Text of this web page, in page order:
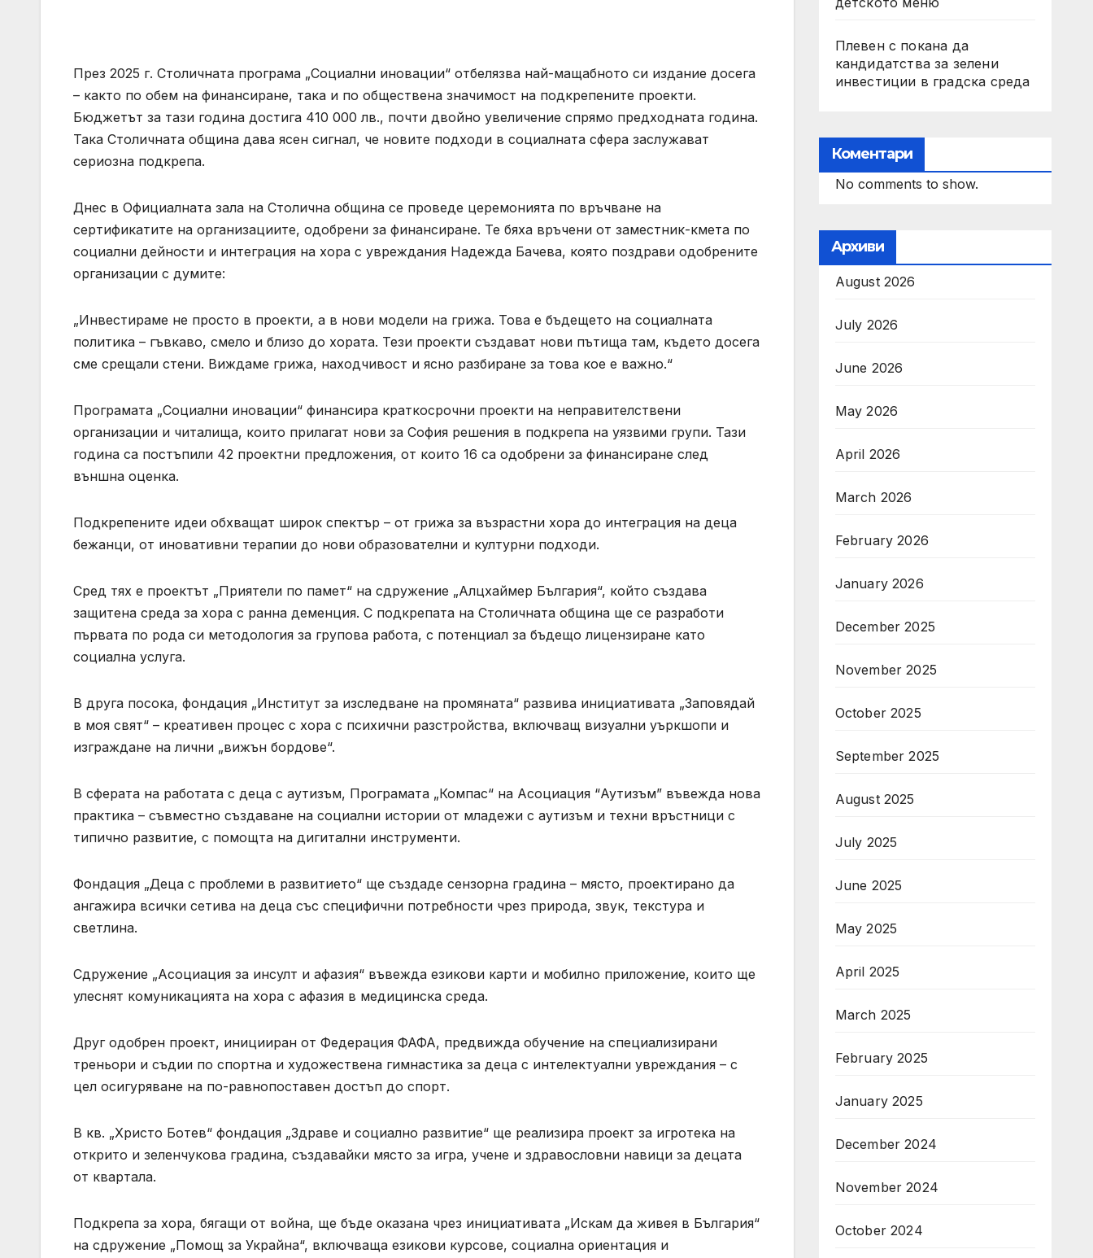
През 2025 г. Столичната програма „Социални иновации“ отбелязва най-мащабното си издание досега
– както по обем на финансиране, така и по обществена значимост на подкрепените проекти.
Бюджетът за тази година достига 410 000 лв., почти двойно увеличение спрямо предходната година.
Така Столичната община дава ясен сигнал, че новите подходи в социалната сфера заслужават
сериозна подкрепа.
Днес в Официалната зала на Столична община се проведе церемонията по връчване на
сертификатите на организациите, одобрени за финансиране. Те бяха връчени от заместник-кмета по
социални дейности и интеграция на хора с увреждания Надежда Бачева, която поздрави одобрените
организации с думите:
„Инвестираме не просто в проекти, а в нови модели на грижа. Това е бъдещето на социалната
политика – гъвкаво, смело и близо до хората. Тези проекти създават нови пътища там, където досега
сме срещали стени. Виждаме грижа, находчивост и ясно разбиране за това кое е важно.“
Програмата „Социални иновации“ финансира краткосрочни проекти на неправителствени
организации и читалища, които прилагат нови за София решения в подкрепа на уязвими групи. Тази
година са постъпили 42 проектни предложения, от които 16 са одобрени за финансиране след
външна оценка.
Подкрепените идеи обхващат широк спектър – от грижа за възрастни хора до интеграция на деца
бежанци, от иновативни терапии до нови образователни и културни подходи.
Сред тях е проектът „Приятели по памет“ на сдружение „Алцхаймер България“, който създава
защитена среда за хора с ранна деменция. С подкрепата на Столичната община ще се разработи
първата по рода си методология за групова работа, с потенциал за бъдещо лицензиране като
социална услуга.
В друга посока, фондация „Институт за изследване на промяната“ развива инициативата „Заповядай
в моя свят“ – креативен процес с хора с психични разстройства, включващ визуални уъркшопи и
изграждане на лични „вижън бордове“.
В сферата на работата с деца с аутизъм, Програмата „Компас“ на Асоциация “Аутизъм” въвежда нова
практика – съвместно създаване на социални истории от младежи с аутизъм и техни връстници с
типично развитие, с помощта на дигитални инструменти.
Фондация „Деца с проблеми в развитието“ ще създаде сензорна градина – място, проектирано да
ангажира всички сетива на деца със специфични потребности чрез природа, звук, текстура и
светлина.
Сдружение „Асоциация за инсулт и афазия“ въвежда езикови карти и мобилно приложение, които ще
улеснят комуникацията на хора с афазия в медицинска среда.
Друг одобрен проект, иницииран от Федерация ФАФА, предвижда обучение на специализирани
треньори и съдии по спортна и художествена гимнастика за деца с интелектуални увреждания – с
цел осигуряване на по-равнопоставен достъп до спорт.
В кв. „Христо Ботев“ фондация „Здраве и социално развитие“ ще реализира проект за игротека на
открито и зеленчукова градина, създавайки място за игра, учене и здравословни навици за децата
от квартала.
Подкрепа за хора, бягащи от война, ще бъде оказана чрез инициативата „Искам да живея в България“
на сдружение „Помощ за Украйна“, включваща езикови курсове, социална ориентация и
Плевен с покана да
кандидатства за зелени
инвестиции в градска среда
Коментари
No comments to show.
Архиви
August 2026
July 2026
June 2026
May 2026
April 2026
March 2026
February 2026
January 2026
December 2025
November 2025
October 2025
September 2025
August 2025
July 2025
June 2025
May 2025
April 2025
March 2025
February 2025
January 2025
December 2024
November 2024
October 2024